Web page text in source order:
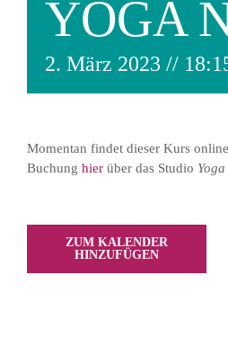
YOGA
2. März 2023 //
Momentan findet dieser Kurs
Buchung hierüber das Studio
ZUM KALENDER
HINZUFÜGEN